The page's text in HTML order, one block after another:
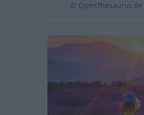
© OpenThesaurus.de